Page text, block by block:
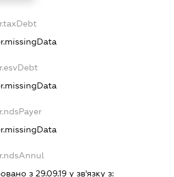
з 29.09.19 у зв'язку з: